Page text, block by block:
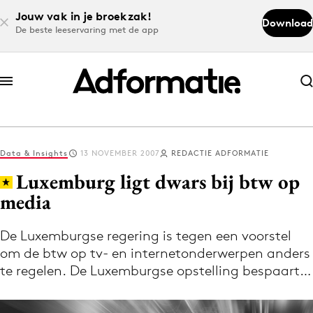
Jouw vak in je broekzak!
De beste leeservaring met de app
Download
Abonneer nu
Abonneer nu
Log in
Volg het laatste nieuws via de Adformatie
Nieuws app
Data & Insights 13 NOVEMBER 2007 REDACTIE ADFORMATIE
Luxemburg ligt dwars bij btw op
media
De Luxemburgse regering is tegen een voorstel
om de btw op tv- en internetonderwerpen anders
te regelen. De Luxemburgse opstelling bespaart…